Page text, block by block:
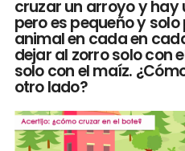
cruzar un arroyo y hay
pero es pequeño y
animal en cada en
dejar al zorro solo con
solo con el maíz.
otro lado?